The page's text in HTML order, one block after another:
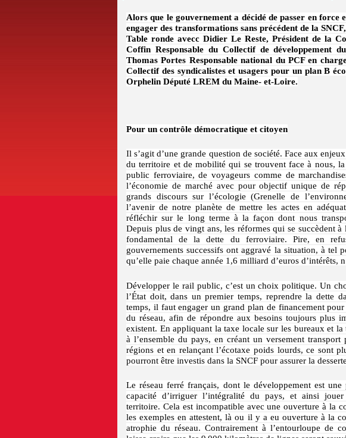
Alors que le gouvernement a décidé de passer en force
engager des transformations sans précédent de la
Table ronde avecc Didier Le Reste, Président de la
Coffin Responsable du Collectif de développement
Thomas Portes Responsable national du PCF en
Collectif des syndicalistes et usagers pour un plan B
Orphelin Député LREM du Maine- et-Loire.
Pour un contrôle démocratique et citoyen
Il s’agit d’une grande question de société. Face aux
du territoire et de mobilité qui se trouvent face à nous,
public ferroviaire, de voyageurs comme de
l’économie de marché avec pour objectif unique de
grands discours sur l’écologie (Grenelle de
l’avenir de notre planète de mettre les actes en
réfléchir sur le long terme à la façon dont nous
Depuis plus de vingt ans, les réformes qui se succèdent à
fondamental de la dette du ferroviaire. Pire, en
gouvernements successifs ont aggravé la situation, à tel
qu’elle paie chaque année 1,6 milliard d’euros d’intérêts,
Développer le rail public, c’est un choix politique. Un
l’État doit, dans un premier temps, reprendre la dette
temps, il faut engager un grand plan de financement
du réseau, afin de répondre aux besoins toujours plus
existent. En appliquant la taxe locale sur les bureaux et
à l’ensemble du pays, en créant un versement
régions et en relançant l’écotaxe poids lourds, ce sont
pourront être investis dans la SNCF pour assurer la
Le réseau ferré français, dont le développement est
capacité d’irriguer l’intégralité du pays, et ainsi
territoire. Cela est incompatible avec une ouverture à la
les exemples en attestent, là ou il y a eu ouverture à la
atrophie du réseau. Contrairement à l’entourloupe de